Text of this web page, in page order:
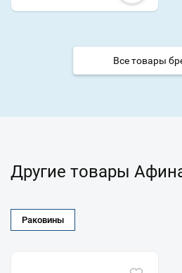
Все товары
Другие товары
Раковины